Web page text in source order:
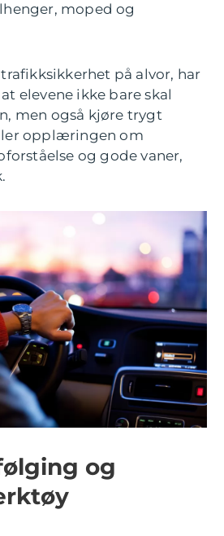
moped og
på alvor, har
elevene ikke bare skal
men også kjøre trygt
opplæringen om
og gode vaner,
og